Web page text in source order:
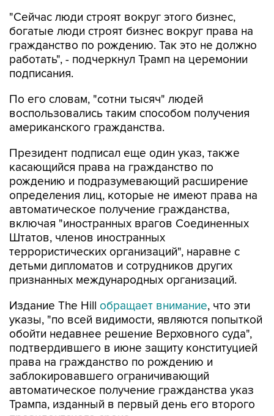
"Сейчас люди строят вокруг этого бизнес,
богатые люди строят бизнес вокруг права на
гражданство по рождению. Так это не должно
работать", - подчеркнул Трамп на церемонии
подписания.
По его словам, "сотни тысяч" людей
воспользовались таким способом получения
американского гражданства.
Президент подписал еще один указ, также
касающийся права на гражданство по
рождению и подразумевающий расширение
определения лиц, которые не имеют права на
автоматическое получение гражданства,
включая "иностранных врагов Соединенных
Штатов, членов иностранных
террористических организаций", наравне с
детьми дипломатов и сотрудников других
признанных международных организаций.
Издание The Hill обращает внимание, что эти
указы, "по всей видимости, являются попыткой
обойти недавнее решение Верховного суда",
подтвердившего в июне защиту конституцией
права на гражданство по рождению и
заблокировавшего ограничивающий
автоматическое получение гражданства указ
Трампа, изданный в первый день его второго